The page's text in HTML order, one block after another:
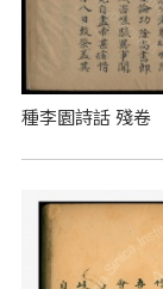
種李園詩話 殘卷